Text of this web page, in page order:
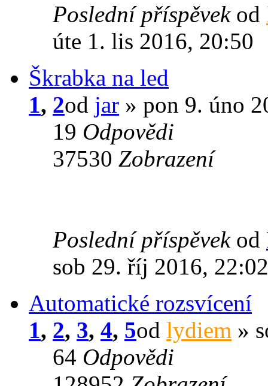
Poslední příspěvek od
úte 1. lis 2016, 20:50
Škrabka na led
1, 2od jar » pon 9. úno
19 Odpovědi
37530 Zobrazení
Poslední příspěvek od
sob 29. říj 2016, 22:02
Automatické rozsvícení
1, 2, 3, 4, 5od lydiem »
64 Odpovědi